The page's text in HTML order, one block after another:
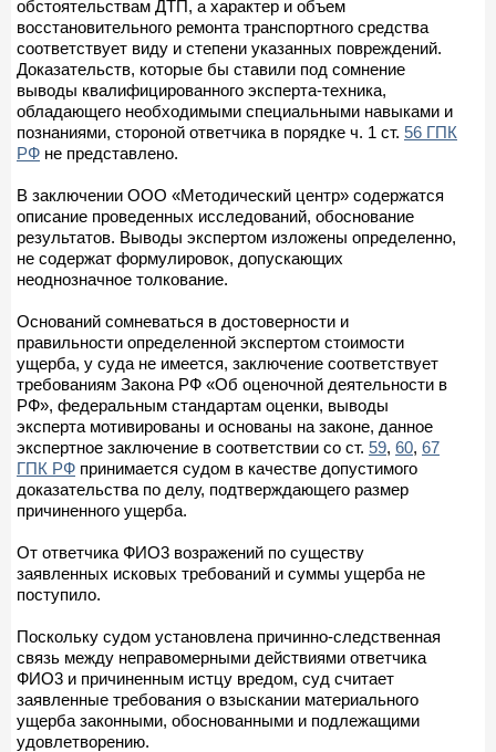
обстоятельствам ДТП, а характер и объем
восстановительного ремонта транспортного средства
соответствует виду и степени указанных повреждений.
Доказательств, которые бы ставили под сомнение
выводы квалифицированного эксперта-техника,
обладающего необходимыми специальными навыками и
познаниями, стороной ответчика в порядке ч. 1 ст. 56 ГПК
РФ не представлено.
В заключении ООО «Методический центр» содержатся
описание проведенных исследований, обоснование
результатов. Выводы экспертом изложены определенно,
не содержат формулировок, допускающих
неоднозначное толкование.
Оснований сомневаться в достоверности и
правильности определенной экспертом стоимости
ущерба, у суда не имеется, заключение соответствует
требованиям Закона РФ «Об оценочной деятельности в
РФ», федеральным стандартам оценки, выводы
эксперта мотивированы и основаны на законе, данное
экспертное заключение в соответствии со ст. 59, 60, 67
ГПК РФ принимается судом в качестве допустимого
доказательства по делу, подтверждающего размер
причиненного ущерба.
От ответчика ФИО3 возражений по существу
заявленных исковых требований и суммы ущерба не
поступило.
Поскольку судом установлена причинно-следственная
связь между неправомерными действиями ответчика
ФИО3 и причиненным истцу вредом, суд считает
заявленные требования о взыскании материального
ущерба законными, обоснованными и подлежащими
удовлетворению.